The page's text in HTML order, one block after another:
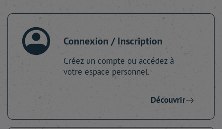
Connexion / Inscription
Créez un compte ou accédez à
votre espace personnel.
Découvrir